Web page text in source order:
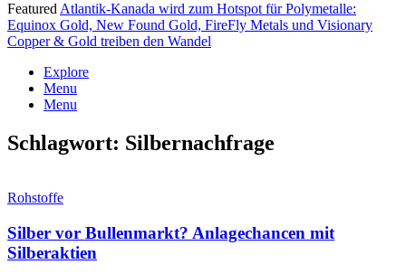
Featured Atlantik-Kanada wird zum Hotspot für Polymetalle:
Equinox Gold, New Found Gold, FireFly Metals und Visionary
Copper & Gold treiben den Wandel
Explore
Menu
Menu
Schlagwort: Silbernachfrage
Rohstoffe
Silber vor Bullenmarkt? Anlagechancen mit
Silberaktien